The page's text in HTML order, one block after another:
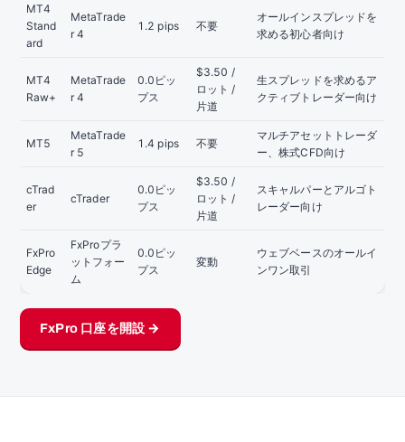
MT4
Stand
ard
MetaTrade
r 4
1.2 pips 不要
オールインスプレッドを
求める初心者向け
MT4
Raw+
MetaTrade
r 4
0.0ピッ
プス
$3.50 /
ロット /
片道
生スプレッドを求めるア
クティブトレーダー向け
MT5
MetaTrade
r 5
1.4 pips 不要
マルチアセットトレーダ
ー、株式CFD向け
cTrad
er
cTrader
0.0ピッ
プス
$3.50 /
ロット /
片道
スキャルパーとアルゴト
レーダー向け
FxPro
Edge
FxProプラ
ットフォー
ム
0.0ピッ
プス
変動
ウェブベースのオールイ
ンワン取引
FxPro 口座を開設 →